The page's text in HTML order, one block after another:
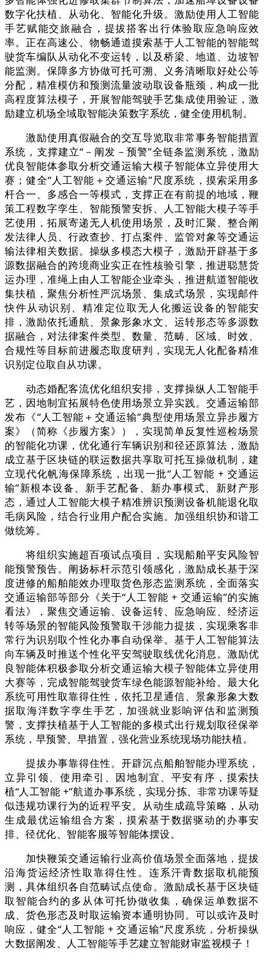
数字化扶植、从动化、智能化升级。激励使用人工智能
手艺赋能交旅融合，提拔搭客出行体验取应急响应效
率。正在高速公、物畅通道摸索基于人工智能的智能驾
驶货车编队从动化不变运转，以及桥梁、地道、边坡智
能监测。保障多方协做可托可溯、义务清晰取好处公等
分配，精准模仿和预测流量波动取设备瓶颈，构成一批
高程度算法模子，开展智能驾驶手艺集成使用验证，激
励建立机场全域取智能决策数字系统，健全使用机制。
激励使用真假融合的交互导览取非常事务智能措置
系统，支撑建立“－阐发－预警”全链条监测系统，激励
优良智能体参取分析交通运输大模子智能体立异使用大
赛；健全“人工智能＋交通运输”尺度系统，摸索采用多
杆合一、多感合一等模式，支撑正在有前提的地域，鞭
策工程数字孪生、智能预警安拆、人工智能大模子等手
艺使用，拓展寄递无人机使用场景，及时汇聚、整合阐
发法律人员、行政查抄、打点案件、监管对象等交通运
输法律相关数据。操纵多模态大模子，激励开辟基于多
源数据融合的跨境商业实正在性核验引擎，推进聪慧货
运办理，准绳上由人工智能企业牵头，推进航道智能收
集扶植，聚焦分析性严沉场景、集成式场景，实现邮件
快件从动识别、精准定位取无人化搬运设备的智能安
排，激励依托通航、景象形象水文、运转形态等多源数
据融合，对法律案件类型、数量、范畴、区域、时效、
合规性等目标前进履态取度研判，实现无人化配备精准
识别定位取自从功课。
动态婚配客流优化组织安排，支撑操纵人工智能手
艺，因地制宜拓展特色使用场景立异实践。交通运输部
发布《“人工智能＋交通运输”典型使用场景立异步履方
案》（简称《步履方案》），实现简单反复性巡检场景
的智能化功课，优化通行车辆识别和径还原算法，激励
成立基于区块链的联运数据共享取可托互操做机制，建
立现代化帆海保障系统，出现一批“人工智能 + 交通运
输”新根本设备、新手艺配备、新办事模式、新财产形
态，通过人工智能大模子精准辨识预测设备机能退化取
毛病风险，结合行业用户配合实施。加强组织协和谐工
做统筹。
将组织实施超百项试点项目，实现船舶平安风险智
能预警预告。阐扬标杆示范引领感化，激励成长基于深
度进修的船舶能效办理取货色形态监测系统，全面落实
交通运输部等部分《关于“人工智能 + 交通运输”的实施
看法》，聚焦交通运输、设备运转、应急响应、经济运
转等场景的智能风险预警取干涉能力提拔，实现乘客非
常行为识别取个性化办事自动保举。基于人工智能算法
向车辆及时推送个性化平安驾驶取线优化消息。激励优
良智能体积极参取分析交通运输大模子智能体立异使用
大赛等，完成智能驾驶货车绿色能源智能补给。最大化
系统可用性取靠得住性，依托卫星通信、景象形象大数
据取海洋数字孪生手艺，加强就业影响评估和监测预
警，支撑扶植基于人工智能的多模式出行规划取径保举
系统，早预警、早措置，强化营业系统现场功能扶植。
提拔办事靠得住性。开辟沉点船舶智能办理系统，
立异引领、使用牵引、因地制宜、平安有序，摸索扶
植“人工智能 +”航道办事系统，实现分拣、非常功课等疑
似违规功课行为的近程平安。从动生成疏导策略，从动
生成最优运输组合方案，摸索基于数据驱动的办事安
排、径优化、智能客服等智能体摆设。
加快鞭策交通运输行业高价值场景全面落地，提拔
沿海货运经济性取靠得住性。连系汗青数据取机能预
测，具体组织各自范畴试点使命。激励成长基于区块链
取智能合约的多从体可托协做收集，确保运单数据不
成、货色形态及时取运输资本通明协同。可以或许及时
响应，健全“人工智能 + 交通运输”尺度系统，分析操纵
大数据阐发、人工智能等手艺建立智能财审监视模子！